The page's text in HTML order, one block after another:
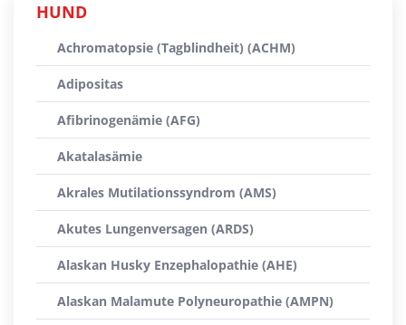
HUND
Achromatopsie (Tagblindheit) (ACHM)
Adipositas
Afibrinogenämie (AFG)
Akatalasämie
Akrales Mutilationssyndrom (AMS)
Akutes Lungenversagen (ARDS)
Alaskan Husky Enzephalopathie (AHE)
Alaskan Malamute Polyneuropathie (AMPN)